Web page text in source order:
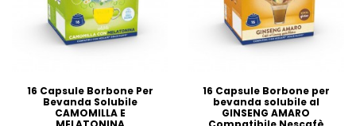
16 Capsule Borbone Per
Bevanda Solubile
CAMOMILLA E
16 Capsule Borbone per
bevanda solubile al
GINSENG AMARO